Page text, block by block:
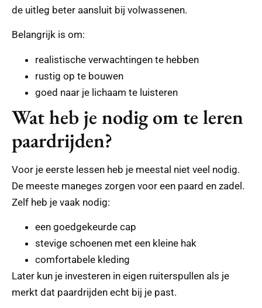
de uitleg beter aansluit bij volwassenen.
Belangrijk is om:
realistische verwachtingen te hebben
rustig op te bouwen
goed naar je lichaam te luisteren
Wat heb je nodig om te leren
paardrijden?
Voor je eerste lessen heb je meestal niet veel nodig.
De meeste maneges zorgen voor een paard en zadel.
Zelf heb je vaak nodig:
een goedgekeurde cap
stevige schoenen met een kleine hak
comfortabele kleding
Later kun je investeren in eigen ruiterspullen als je
merkt dat paardrijden echt bij je past.